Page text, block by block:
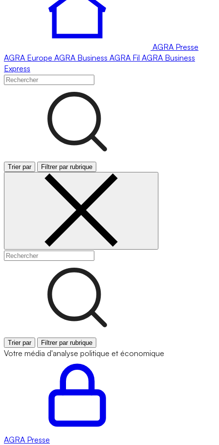
AGRA Presse
AGRA Europe AGRA Business AGRA Fil AGRA Business
Express
Trier par Filtrer par rubrique
Trier par Filtrer par rubrique
Votre média d'analyse politique et économique
AGRA Presse